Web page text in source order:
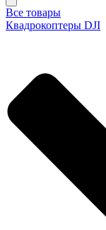
Все товары
Квадрокоптеры DJI